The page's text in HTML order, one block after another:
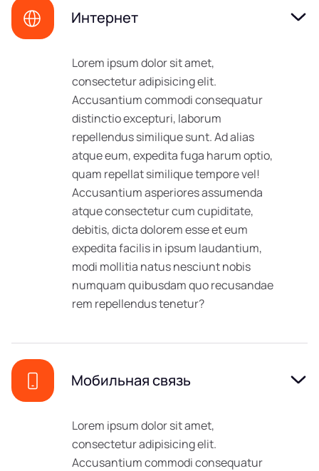
Интернет
Lorem ipsum dolor sit amet,
consectetur adipisicing elit.
Accusantium commodi consequatur
distinctio excepturi, laborum
repellendus similique sunt. Ad alias
atque eum, expedita fuga harum optio,
quam repellat similique tempore vel!
Accusantium asperiores assumenda
atque consectetur cum cupiditate,
debitis, dicta dolorem esse et eum
expedita facilis in ipsum laudantium,
modi mollitia natus nesciunt nobis
numquam quibusdam quo recusandae
rem repellendus tenetur?
Мобильная связь
Lorem ipsum dolor sit amet,
consectetur adipisicing elit.
Accusantium commodi consequatur